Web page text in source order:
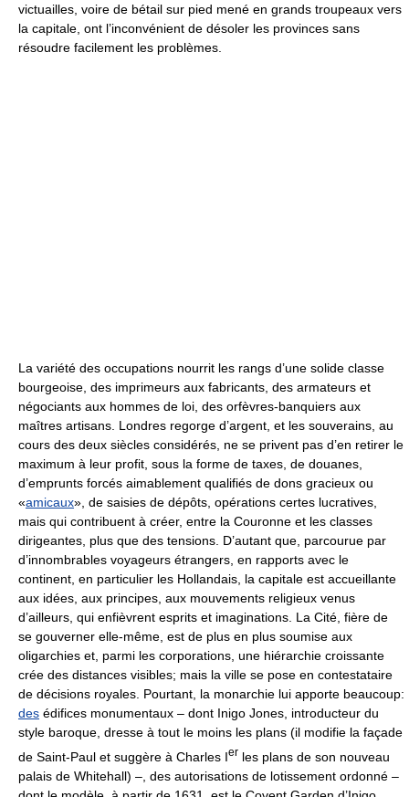
victuailles, voire de bétail sur pied mené en grands troupeaux vers
la capitale, ont l’inconvénient de désoler les provinces sans
résoudre facilement les problèmes.
La variété des occupations nourrit les rangs d’une solide classe
bourgeoise, des imprimeurs aux fabricants, des armateurs et
négociants aux hommes de loi, des orfèvres-banquiers aux
maîtres artisans. Londres regorge d’argent, et les souverains, au
cours des deux siècles considérés, ne se privent pas d’en retirer le
maximum à leur profit, sous la forme de taxes, de douanes,
d’emprunts forcés aimablement qualifiés de dons gracieux ou
«amicaux», de saisies de dépôts, opérations certes lucratives,
mais qui contribuent à créer, entre la Couronne et les classes
dirigeantes, plus que des tensions. D’autant que, parcourue par
d’innombrables voyageurs étrangers, en rapports avec le
continent, en particulier les Hollandais, la capitale est accueillante
aux idées, aux principes, aux mouvements religieux venus
d’ailleurs, qui enfièvrent esprits et imaginations. La Cité, fière de
se gouverner elle-même, est de plus en plus soumise aux
oligarchies et, parmi les corporations, une hiérarchie croissante
crée des distances visibles; mais la ville se pose en contestataire
de décisions royales. Pourtant, la monarchie lui apporte beaucoup:
des édifices monumentaux – dont Inigo Jones, introducteur du
style baroque, dresse à tout le moins les plans (il modifie la façade
de Saint-Paul et suggère à Charles Ier les plans de son nouveau
palais de Whitehall) –, des autorisations de lotissement ordonné –